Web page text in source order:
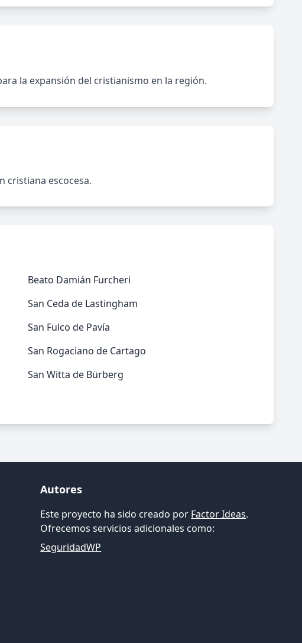
la expansión del cristianismo en la región.
cristiana escocesa.
Beato Damián Furcheri
San Ceda de Lastingham
San Fulco de Pavía
San Rogaciano de Cartago
San Witta de Bürberg
Autores
Este proyecto ha sido creado por Factor Ideas.
Ofrecemos servicios adicionales como:
SeguridadWP